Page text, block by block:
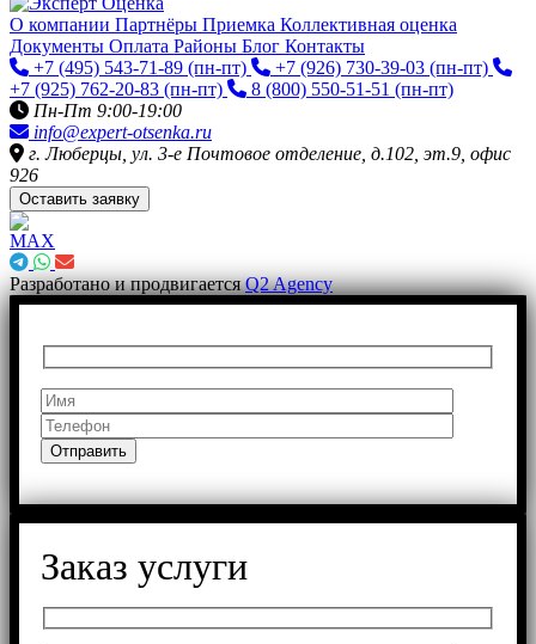
О компании Партнёры Приемка Коллективная оценка
Документы Оплата Районы Блог Контакты
+7 (495) 543-71-89 (пн-пт) +7 (926) 730-39-03 (пн-пт)
+7 (925) 762-20-83 (пн-пт) 8 (800) 550-51-51 (пн-пт)
Пн-Пт 9:00-19:00
info@expert-otsenka.ru
г. Люберцы, ул. 3-е Почтовое отделение, д.102, эт.9, офис
926
Оставить заявку
Разработано и продвигаетсяQ2 Agency
Заказ услуги